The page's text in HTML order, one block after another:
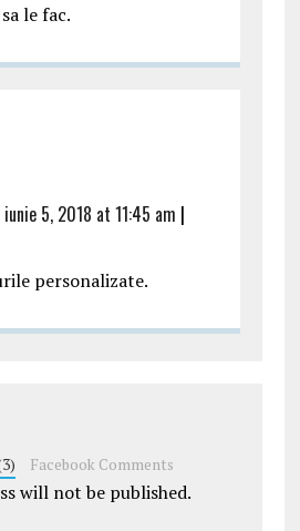
le fac.
iunie 5, 2018 at 11:45 am |
personalizate.
Facebook Comments
will not be published.